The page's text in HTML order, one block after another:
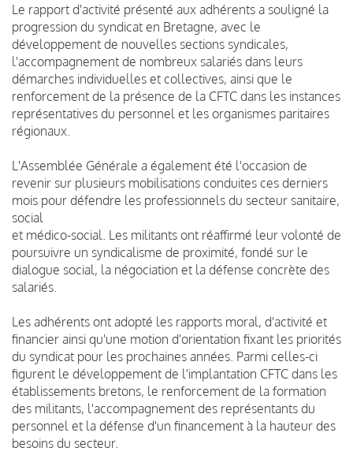
Le rapport d'activité présenté aux adhérents a souligné la
progression du syndicat en Bretagne, avec le
développement de nouvelles sections syndicales,
l'accompagnement de nombreux salariés dans leurs
démarches individuelles et collectives, ainsi que le
renforcement de la présence de la CFTC dans les instances
représentatives du personnel et les organismes paritaires
régionaux.
L'Assemblée Générale a également été l'occasion de
revenir sur plusieurs mobilisations conduites ces derniers
mois pour défendre les professionnels du secteur sanitaire,
social
et médico-social. Les militants ont réaffirmé leur volonté de
poursuivre un syndicalisme de proximité, fondé sur le
dialogue social, la négociation et la défense concrète des
salariés.
Les adhérents ont adopté les rapports moral, d'activité et
financier ainsi qu'une motion d'orientation fixant les priorités
du syndicat pour les prochaines années. Parmi celles-ci
figurent le développement de l'implantation CFTC dans les
établissements bretons, le renforcement de la formation
des militants, l'accompagnement des représentants du
personnel et la défense d'un financement à la hauteur des
besoins du secteur.